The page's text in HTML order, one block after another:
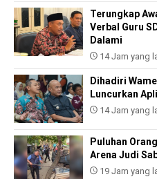
Terungkap
Verbal Guru
Dalami
14 Jam yang
Dihadiri
Luncurkan
14 Jam yang
Puluhan
Arena Judi
19 Jam yang